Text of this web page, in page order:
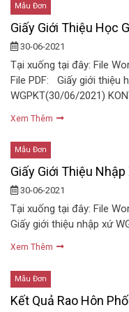
Mẫu Đơn
Giấy Giới Thiệu Học
30-06-2021
Tại xuống tại đây: File
File PDF: Giấy giới thiệu
WGPKT(30/06/2021)
Xem Thêm
Mẫu Đơn
Giấy Giới Thiệu Nhập
30-06-2021
Tại xuống tại đây: File
Giấy giới thiệu nhập xứ
Xem Thêm
Mẫu Đơn
Kết Quả Rao Hôn